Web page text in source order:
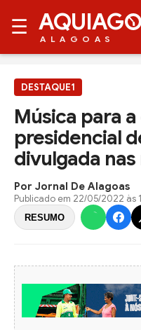
☰ AQUIAG
ALAGOAS
DESTAQUE1
Música para
presidencial
divulgada
Por Jornal De Alagoas
Publicado em 22/05/2022 às
RESUMO